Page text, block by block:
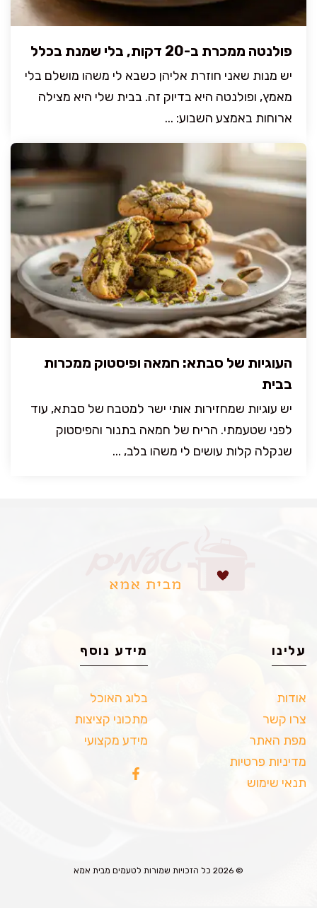
פולנטה ממכרת ב-20 דקות, בלי שמנת בכלל
יש מנות שאני חוזרת אליהן כשבא לי משהו מושלם בלי
מאמץ, ופולנטה היא בדיוק זה. בבית שלי היא מצילה
ארוחות באמצע השבוע: ...
העוגיות של סבתא: חמאה ופיסטוק ממכרות
בבית
יש עוגיות שמחזירות אותי ישר למטבח של סבתא, עוד
לפני שטעמתי. הריח של חמאה בתנור והפיסטוק
שנקלה קלות עושים לי משהו בלב, ...
עלינו
אודות
צרו קשר
מפת האתר
מדיניות פרטיות
תנאי שימוש
מידע נוסף
בלוג האוכל
מתכוני קציצות
מידע מקצועי
© 2026 כל הזכויות שמורות לטעמים מבית אמא